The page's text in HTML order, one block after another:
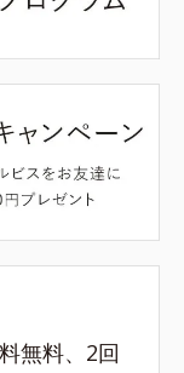
無料、2回